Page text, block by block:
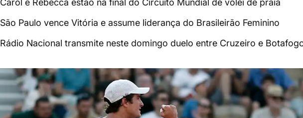
Carol e Rebecca estão na final do Circuito Mundial de vôlei de praia
São Paulo vence Vitória e assume liderança do Brasileirão Feminino
Rádio Nacional transmite neste domingo duelo entre Cruzeiro e